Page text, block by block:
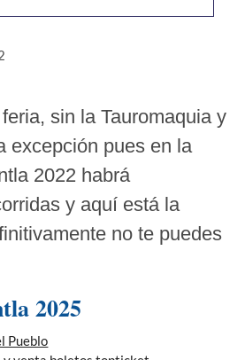
sin la Tauromaquia y
excepción pues en la
2022 habrá
y aquí está la
no te puedes
2025
Pueblo